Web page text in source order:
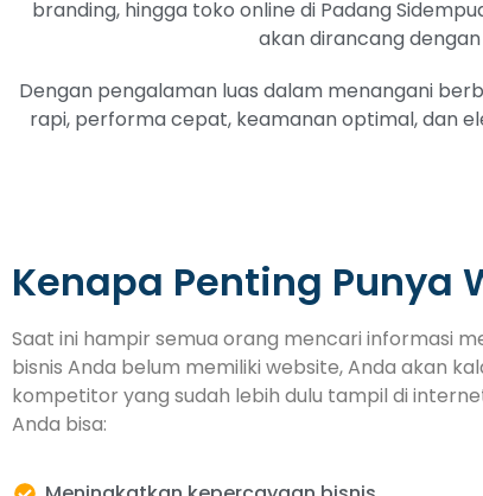
branding, hingga toko online di Padang
akan dirancang
Dengan pengalaman luas dalam menangani
rapi, performa cepat, keamanan optimal, dan
Kenapa Penting Punya
Saat ini hampir semua orang mencari informasi
bisnis Anda belum memiliki website, Anda akan
kompetitor yang sudah lebih dulu tampil di
Anda bisa: